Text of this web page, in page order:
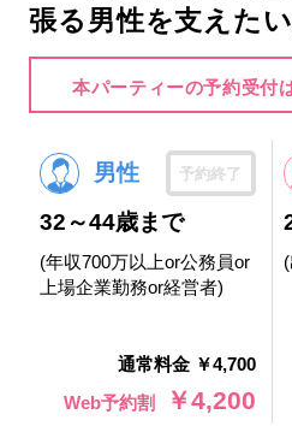
張る男性を支えた
本パーティーの予約受付
男性 予約終了
32～44歳まで
(年収700万以上or公務員or
上場企業勤務or経営者)
通常料金 ￥4,700
Web予約割
￥4,200